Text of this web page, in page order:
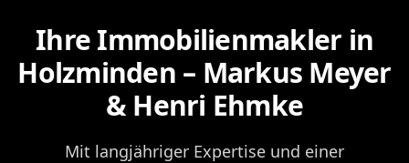
Ihre Immobilienmakler in
Holzminden – Markus Meyer
& Henri Ehmke
Mit langjähriger Expertise und einer